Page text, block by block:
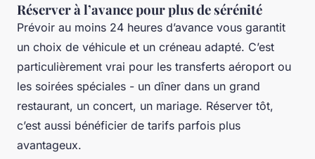
Réserver à l’avance pour plus de sérénité
Prévoir au moins 24 heures d’avance vous garantit
un choix de véhicule et un créneau adapté. C’est
particulièrement vrai pour les transferts aéroport ou
les soirées spéciales - un dîner dans un grand
restaurant, un concert, un mariage. Réserver tôt,
c’est aussi bénéficier de tarifs parfois plus
avantageux.